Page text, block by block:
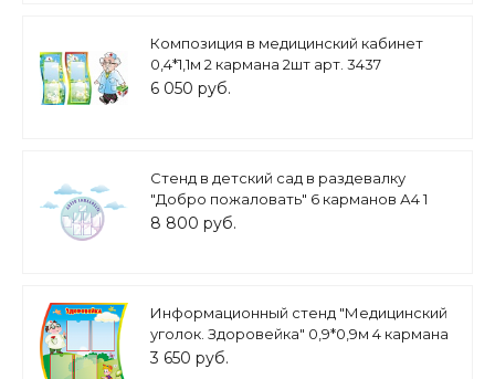
Композиция в медицинский кабинет
0,4*1,1м 2 кармана 2шт арт. 3437
6 050 руб.
Стенд в детский сад в раздевалку
"Добро пожаловать" 6 карманов А4 1
карман А5 1,3*1,3м. облака 0,8*0,3м.
8 800 руб.
Информационный стенд "Медицинский
уголок. Здоровейка" 0,9*0,9м 4 кармана
А4 арт. МЕД1011
3 650 руб.